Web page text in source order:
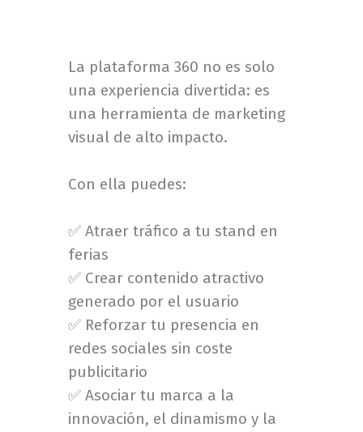
La plataforma 360 no es solo
una experiencia divertida: es
una herramienta de marketing
visual de alto impacto.
Con ella puedes:
✅ Atraer tráfico a tu stand en
ferias
✅ Crear contenido atractivo
generado por el usuario
✅ Reforzar tu presencia en
redes sociales sin coste
publicitario
✅ Asociar tu marca a la
innovación, el dinamismo y la